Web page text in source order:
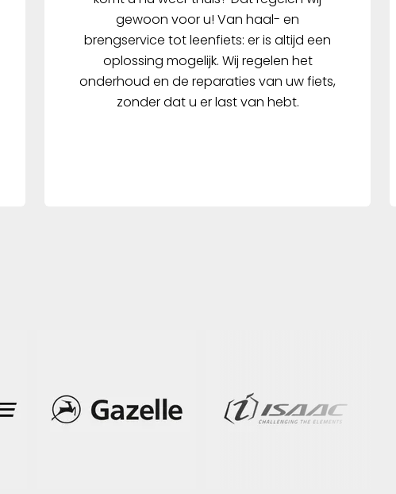
gewoon voor u! Van haal- en
brengservice tot leenfiets: er is altijd een
oplossing mogelijk. Wij regelen het
onderhoud en de reparaties van uw fiets,
zonder dat u er last van hebt.